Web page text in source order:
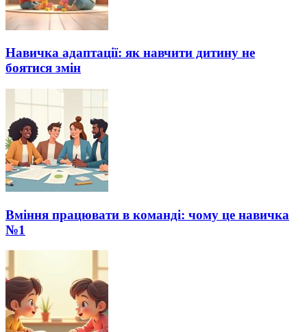
Навичка адаптації: як навчити дитину не
боятися змін
Вміння працювати в команді: чому це навичка
№1